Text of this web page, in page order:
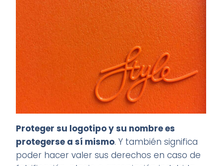
Proteger su logotipo y su nombre es
protegerse a sí mismo. Y también significa
poder hacer valer sus derechos en caso de